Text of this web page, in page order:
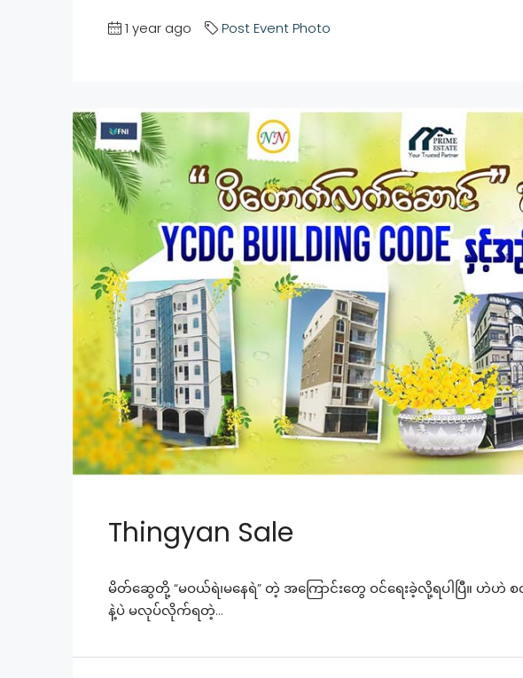
1 year ago Post Event Photo
Thingyan Sale
မိတ်ဆွေတို့ “မဝယ်ရဲ၊မနေရဲ” တဲ့ အကြောင်းတွေ ဝင်ရေးခဲ့လို့ရပါပြီ။ ဟဲဟဲ စတာ
နဲ့ပဲ မလုပ်လိုက်ရတဲ့...